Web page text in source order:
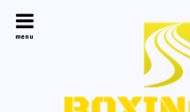
menu